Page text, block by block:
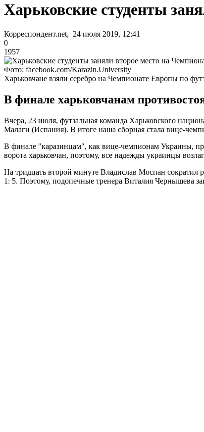
Харьковские студенты
Корреспондент.net, 24 июля 2019, 12:41
0
1957
Фото: facebook.com/Karazin.University
Харьковчане взяли серебро на Чемпионате Европы по
В финале харьковчанам
Вчера, 23 июля, футзальная команда Харьковского
Малаги (Испания). В итоге наша сборная стала вице-
В финале "каразинцам", как вице-чемпионам Украины,
ворота харьковчан, поэтому, все надежды украинцы
На тридцать второй минуте Владислав Моспан сократил
1: 5. Поэтому, подопечные тренера Виталия Чернышева